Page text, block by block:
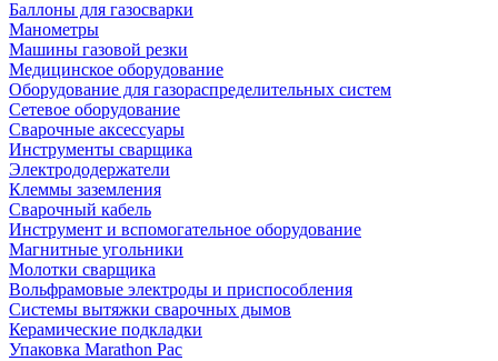
Баллоны для газосварки
Манометры
Машины газовой резки
Медицинское оборудование
Оборудование для газораспределительных систем
Сетевое оборудование
Сварочные аксессуары
Инструменты сварщика
Электрододержатели
Клеммы заземления
Сварочный кабель
Инструмент и вспомогательное оборудование
Магнитные угольники
Молотки сварщика
Вольфрамовые электроды и приспособления
Системы вытяжки сварочных дымов
Керамические подкладки
Упаковка Marathon Pac